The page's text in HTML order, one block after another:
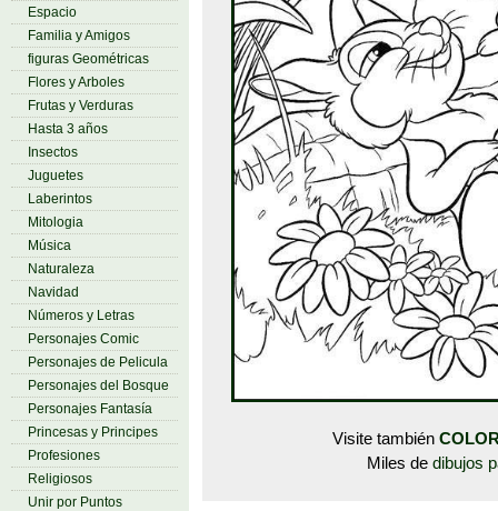
Espacio
Familia y Amigos
figuras Geométricas
Flores y Arboles
Frutas y Verduras
Hasta 3 años
Insectos
Juguetes
Laberintos
Mitologia
Música
Naturaleza
Navidad
Números y Letras
Personajes Comic
Personajes de Pelicula
Personajes del Bosque
Personajes Fantasía
Princesas y Principes
Profesiones
Religiosos
Unir por Puntos
Visite también
Miles de dibujos